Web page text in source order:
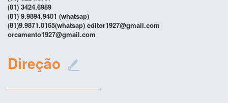
(81) 3424.6989
(81) 9.9894.9401 (whatsap)
(81)9.9871.0165(whatsap) editor1927@gmail.com
orcamento1927@gmail.com
Direção